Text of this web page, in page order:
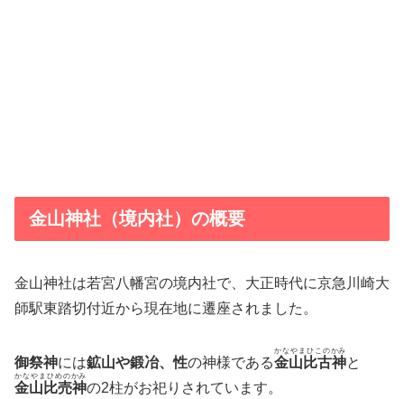
金山神社（境内社）の概要
金山神社は若宮八幡宮の境内社で、大正時代に京急川崎大
師駅東踏切付近から現在地に遷座されました。
御祭神には鉱山や鍛冶、性の神様である金山比古神
かなやまひこのかみ
と
金山比売神
かなやまひめのかみ
の2柱がお祀りされています。